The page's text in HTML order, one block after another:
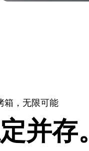
箱，无限可能
并存。